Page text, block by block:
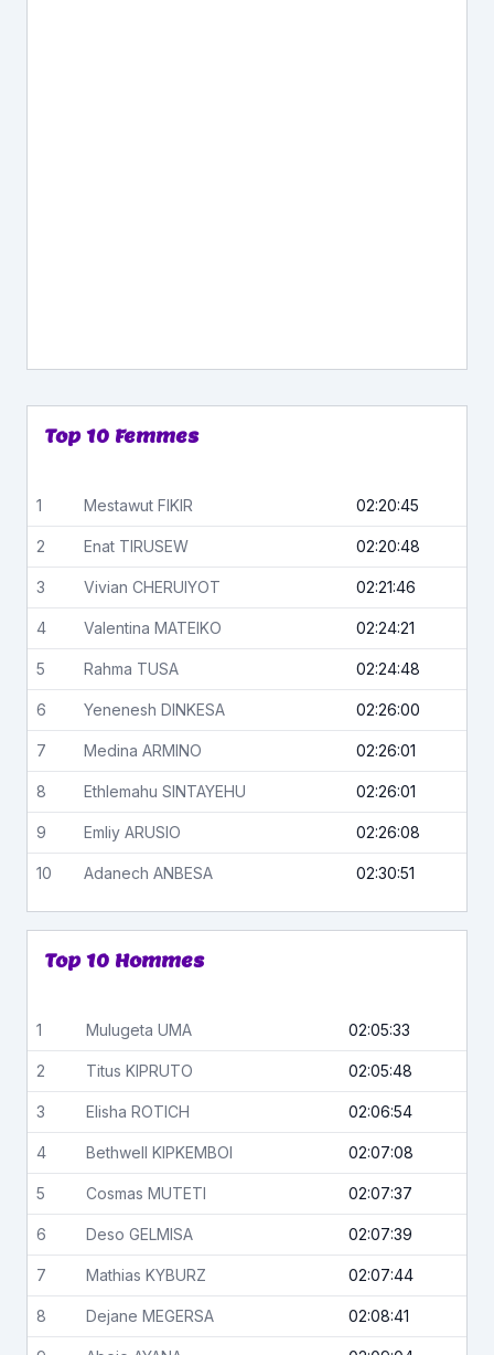
Top 10 Femmes
1 Mestawut FIKIR 02:20:45
2 Enat TIRUSEW 02:20:48
3 Vivian CHERUIYOT 02:21:46
4 Valentina MATEIKO 02:24:21
5 Rahma TUSA 02:24:48
6 Yenenesh DINKESA 02:26:00
7 Medina ARMINO 02:26:01
8 Ethlemahu SINTAYEHU 02:26:01
9 Emliy ARUSIO 02:26:08
10 Adanech ANBESA 02:30:51
Top 10 Hommes
1 Mulugeta UMA 02:05:33
2 Titus KIPRUTO 02:05:48
3 Elisha ROTICH 02:06:54
4 Bethwell KIPKEMBOI 02:07:08
5 Cosmas MUTETI 02:07:37
6 Deso GELMISA 02:07:39
7 Mathias KYBURZ 02:07:44
8 Dejane MEGERSA 02:08:41